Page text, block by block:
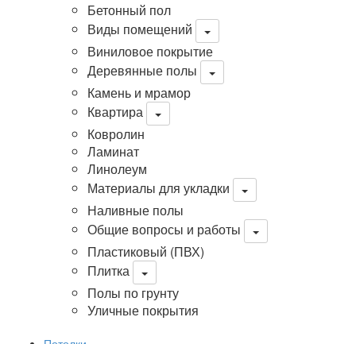
Бетонный пол
Виды помещений
Виниловое покрытие
Деревянные полы
Камень и мрамор
Квартира
Ковролин
Ламинат
Линолеум
Материалы для укладки
Наливные полы
Общие вопросы и работы
Пластиковый (ПВХ)
Плитка
Полы по грунту
Уличные покрытия